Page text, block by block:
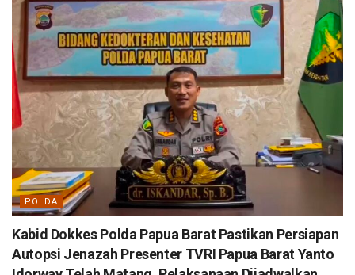
POLDA
Kabid Dokkes Polda Papua Barat Pastikan Persiapan
Autopsi Jenazah Presenter TVRI Papua Barat Yanto